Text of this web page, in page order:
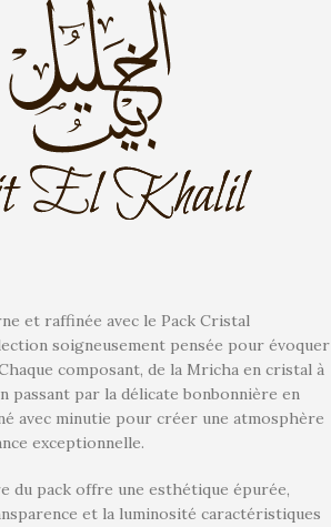
et raffinée avec le Pack Cristal
soigneusement pensée pour évoquer
composant, de la Mricha en cristal à
passant par la délicate bonbonnière en
avec minutie pour créer une atmosphère
exceptionnelle.
du pack offre une esthétique épurée,
et la luminosité caractéristiques